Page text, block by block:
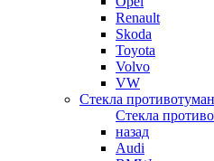
Renault
Skoda
Toyota
Volvo
VW
Стекла
Стекла
назад
Audi